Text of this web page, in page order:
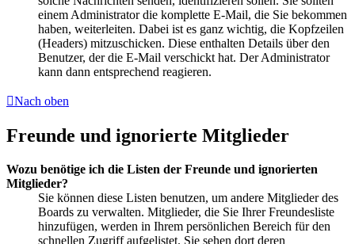
einem Administrator die komplette E-Mail, die Sie bekommen
haben, weiterleiten. Dabei ist es ganz wichtig, die Kopfzeilen
(Headers) mitzuschicken. Diese enthalten Details über den
Benutzer, der die E-Mail verschickt hat. Der Administrator
kann dann entsprechend reagieren.
Nach oben
Freunde und ignorierte Mitglieder
Wozu benötige ich die Listen der Freunde und ignorierten
Mitglieder?
Sie können diese Listen benutzen, um andere Mitglieder des
Boards zu verwalten. Mitglieder, die Sie Ihrer Freundesliste
hinzufügen, werden in Ihrem persönlichen Bereich für den
schnellen Zugriff aufgelistet. Sie sehen dort deren